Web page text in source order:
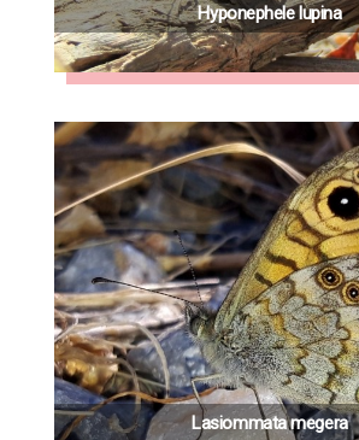
Hyponephele lupina
Lasiommata megera